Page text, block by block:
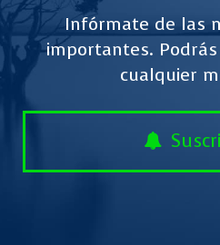
Infórmate de las
importantes.
cualquier